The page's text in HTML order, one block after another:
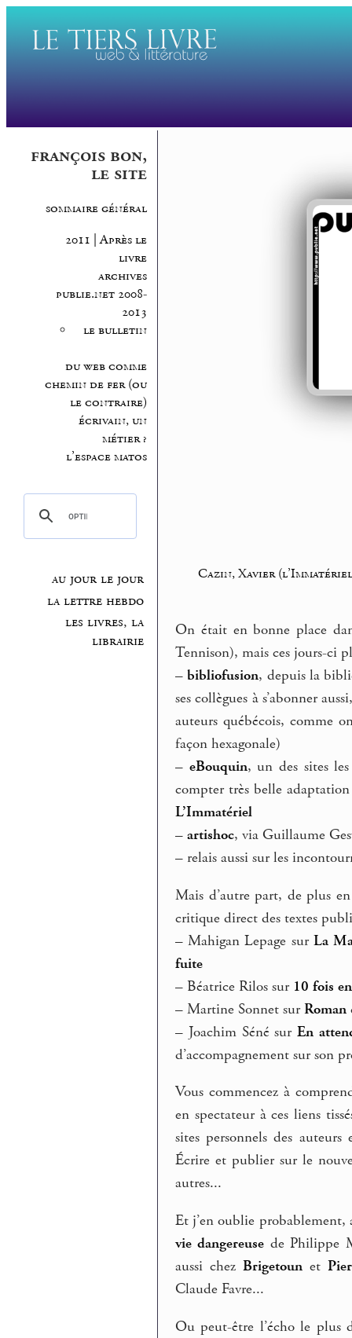
françois bon,
le site
sommaire général
2011 | Après le
livre
archives
publie.net 2008-
2013
le bulletin
du web comme
chemin de fer (ou
le contraire)
écrivain, un
métier ?
l’espace matos
au jour le jour
la lettre hebdo
les livres, la
librairie
Cazin, Xavier
On était en bonne place
Tennison), mais ces jours-ci
– bibliofusion, depuis la
ses collègues à s’abonner
auteurs québécois, comme
façon hexagonale)
– eBouquin, un des sites
compter très belle
L’Immatériel
– artishoc, via Guillaume
– relais aussi sur les
Mais d’autre part, de plus
critique direct des textes
– Mahigan Lepage sur La
fuite
– Béatrice Rilos sur 10 fois
– Martine Sonnet surRoman
– Joachim Séné surEn
d’accompagnement sur son
Vous commencez à
en spectateur à ces liens
sites personnels des
Écrire et publier sur le
autres...
Et j’en oublie probablement,
vie dangereuse de Philippe
aussi chez Brigetounet
Claude Favre...
Ou peut-être l’écho le plus